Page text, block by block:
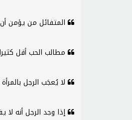
المتفائل من يؤمن
مطالب الحب أقل
لا يُعجَب الرجل
إذا وجد الرجل أنه